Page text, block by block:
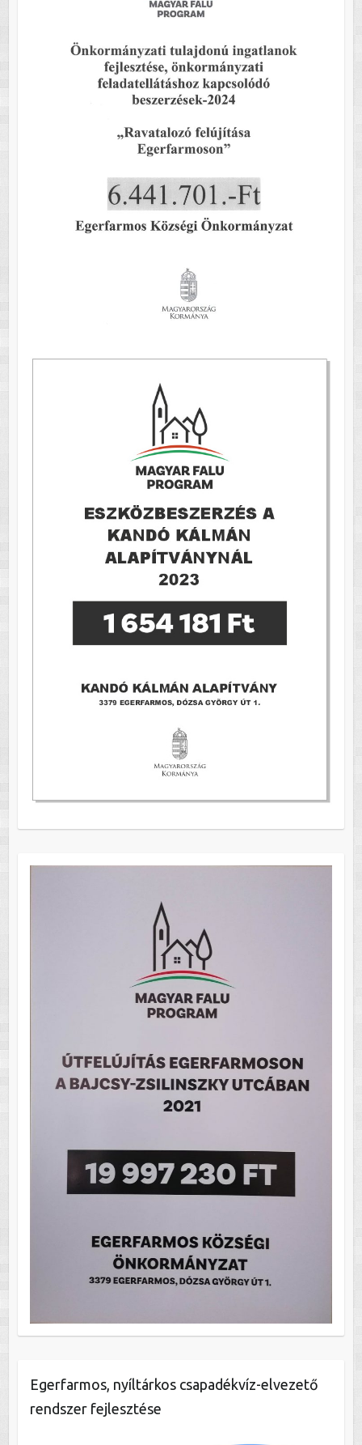
Egerfarmos, nyíltárkos csapadékvíz-elvezető
rendszer fejlesztése